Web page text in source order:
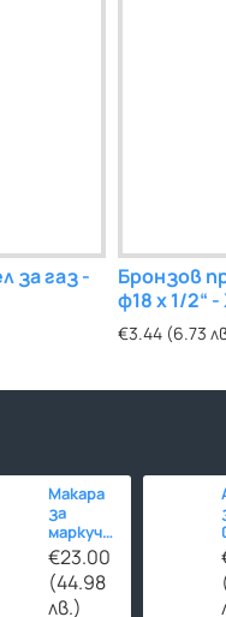
за газ -
Бронзов
ф18 x 1/2“
€3.44 (6.73
Макара
за
маркуч
до 45м
със
стойка
€23.00
(44.98
лв.)